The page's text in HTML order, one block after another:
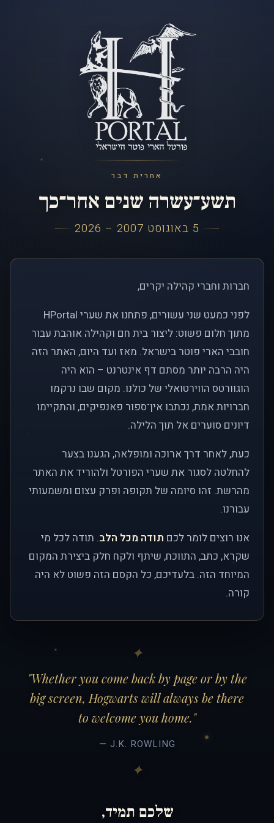
אחרית דבר
תשע־עשרה שנים אחר־כך
5 באוגוסט 2007 – 2026
חברות וחברי קהילה יקרים,
לפני כמעט שני עשורים, פתחנו את שערי HPortal
מתוך חלום פשוט: ליצור בית חם וקהילה אוהבת עבור
חובבי הארי פוטר בישראל. מאז ועד היום, האתר הזה
היה הרבה יותר מסתם דף אינטרנט – הוא היה
הוגוורטס הווירטואלי של כולנו. מקום שבו נרקמו
חברויות אמת, נכתבו אין־ספור פאנפיקים, והתקיימו
דיונים סוערים אל תוך הלילה.
כעת, לאחר דרך ארוכה ומופלאה, הגענו בצער
להחלטה לסגור את שערי הפורטל ולהוריד את האתר
מהרשת. זהו סיומה של תקופה ופרק עצום ומשמעותי
עבורנו.
אנו רוצים לומר לכם תודה מכל הלב. תודה לכל מי
שקרא, כתב, התווכח, שיתף ולקח חלק ביצירת המקום
המיוחד הזה. בלעדיכם, כל הקסם הזה פשוט לא היה
קורה.
"Whether you come back by page or by the
big screen, Hogwarts will always be there
to welcome you home."
— J.K. ROWLING
שלכם תמיד,